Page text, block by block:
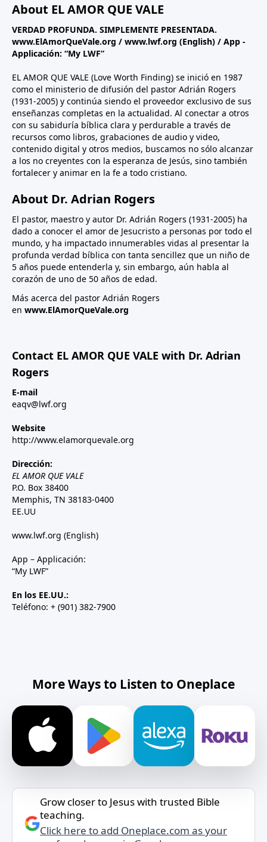
About EL AMOR QUE VALE
VERDAD PROFUNDA. SIMPLEMENTE PRESENTADA.
www.ElAmorQueVale.org / www.lwf.org (English) / App -
Applicación: “My LWF”
EL AMOR QUE VALE (Love Worth Finding) se inició en 1987
como el ministerio de difusión del pastor Adrián Rogers
(1931-2005) y continúa siendo el proveedor exclusivo de sus
enseñanzas completas en la actualidad. Al conectar a otros
con su sabiduría bíblica clara y perdurable a través de
recursos como libros, grabaciones de audio y video,
contenido digital y otros medios, buscamos no sólo alcanzar
a los no creyentes con la esperanza de Jesús, sino también
fortalecer y animar en la fe a todo cristiano.
About Dr. Adrian Rogers
El pastor, maestro y autor Dr. Adrián Rogers (1931-2005) ha
dado a conocer el amor de Jesucristo a personas por todo el
mundo, y ha impactado innumerables vidas al presentar la
profunda verdad bíblica con tanta sencillez que un niño de
5 años puede entenderla y, sin embargo, aún habla al
corazón de uno de 50 años de edad.
Más acerca del pastor Adrián Rogers
en www.ElAmorQueVale.org
Contact EL AMOR QUE VALE with Dr. Adrian
Rogers
E-mail
eaqv@lwf.org
Website
http://www.elamorquevale.org
Dirección:
EL AMOR QUE VALE
P.O. Box 38400
Memphis, TN 38183-0400
EE.UU
www.lwf.org (English)
App – Applicación:
“My LWF”
En los EE.UU.:
Teléfono: + (901) 382-7900
More Ways to Listen to Oneplace
Grow closer to Jesus with trusted Bible
teaching.
Click here to add Oneplace.com as your